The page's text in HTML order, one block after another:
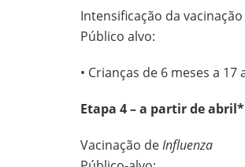
Intensificação da
Público alvo:
• Crianças de 6 meses a 17
Etapa 4 – a partir de abril*
Vacinação deInfluenza